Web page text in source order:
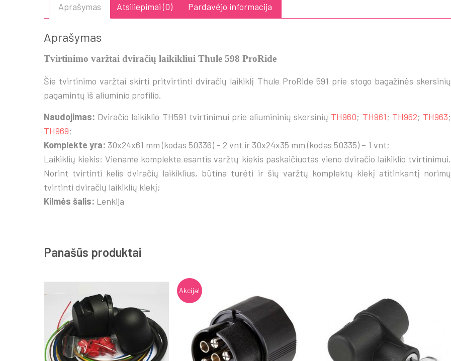
Aprašymas Atsiliepimai (0) Pardavėjo informacija
Aprašymas
Tvirtinimo varžtai dviračių laikikliui Thule 598 ProRide
Šie tvirtinimo varžtai skirti pritvirtinti dviračių laikiklį Thule ProRide 591 prie stogo bagažinės skersinių
pagamintų iš aliuminio profilio.
Naudojimas: Dviračio laikiklio TH591 tvirtinimui prie aliumininių skersinių TH960; TH961; TH962; TH963;
TH969;
Komplekte yra: 30x24x61 mm (kodas 50336) – 2 vnt ir 30x24x35 mm (kodas 50335) – 1 vnt;
Laikiklių kiekis: Viename komplekte esantis varžtų kiekis paskaičiuotas vieno dviračio laikiklio tvirtinimui.
Norint tvirtinti kelis dviračių laikiklius, būtina turėti ir šių varžtų komplektų kiekį atitinkantį norimų
tvirtinti dviračių laikiklių kiekį;
Kilmės šalis: Lenkija
Panašūs produktai
Akcija!